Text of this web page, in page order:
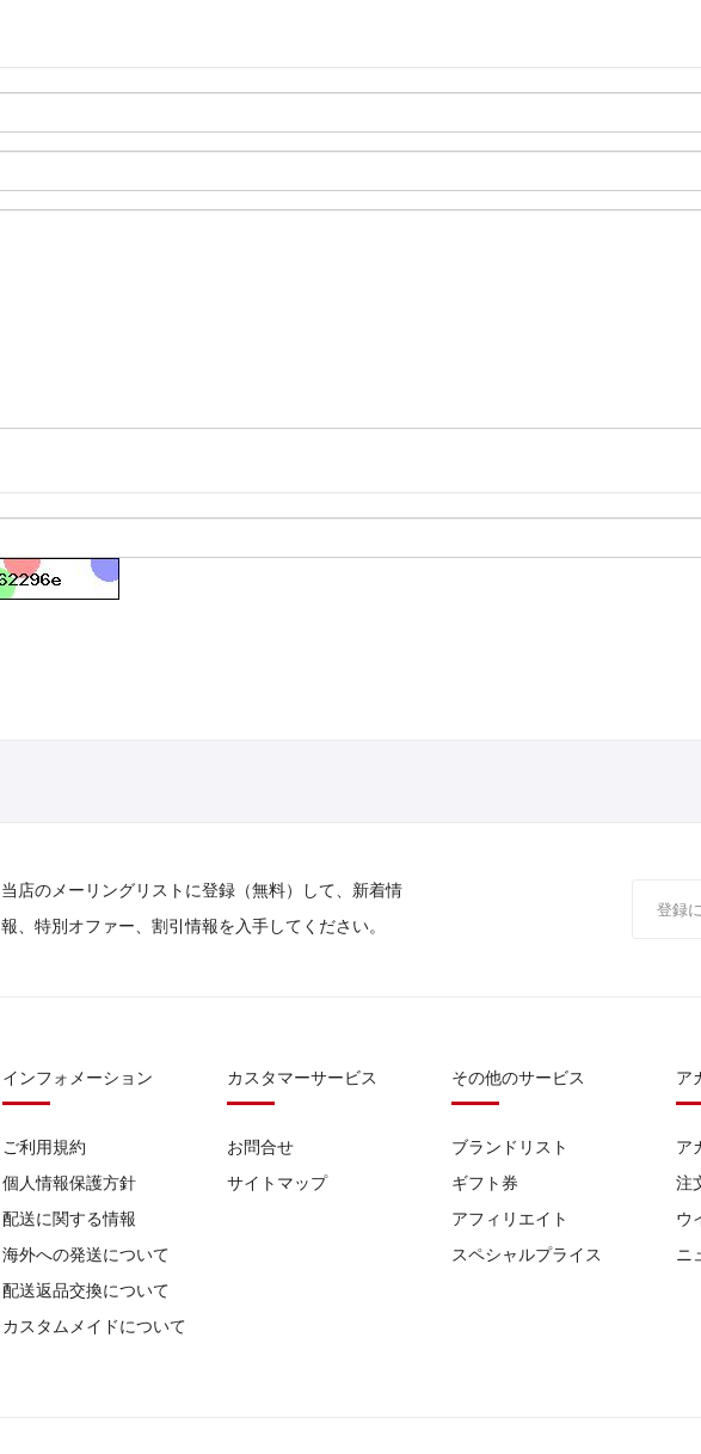
当店のメーリングリストに登録（無料）して、新着情
報、特別オファー、割引情報を入手してください。
インフォメーション
ご利用規約
個人情報保護方針
配送に関する情報
海外への発送について
配送返品交換について
カスタムメイドについて
カスタマーサービス
お問合せ
サイトマップ
その他のサービス
ブランドリスト
ギフト券
アフィリエイト
スペシャルプライス
ア
ア
注
ウ
ニ